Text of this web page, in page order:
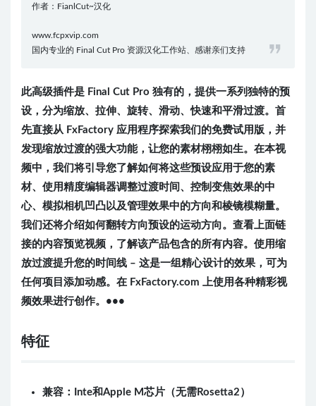
作者：FianlCut~汉化
www.fcpxvip.com
国内专业的 Final Cut Pro 资源汉化工作站、感谢亲们支持
此高级插件是 Final Cut Pro 独有的，提供一系列独特的预
设，分为缩放、拉伸、旋转、滑动、快速和平滑过渡。首
先直接从 FxFactory 应用程序探索我们的免费试用版，并
发现缩放过渡的强大功能，让您的素材栩栩如生。在本视
频中，我们将引导您了解如何将这些预设应用于您的素
材、使用精度编辑器调整过渡时间、控制变焦效果的中
心、模拟相机凹凸以及管理效果中的方向和棱镜模糊量。
我们还将介绍如何翻转方向预设的运动方向。查看上面链
接的内容预览视频，了解该产品包含的所有内容。使用缩
放过渡提升您的时间线 – 这是一组精心设计的效果，可为
任何项目添加动感。在 FxFactory.com 上使用各种精彩视
频效果进行创作。•••
特征
兼容：Inte和Apple M芯片（无需Rosetta2）